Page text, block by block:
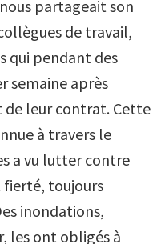
partageait son
de travail,
qui pendant des
semaine après
leur contrat. Cette
à travers le
a vu lutter contre
fierté, toujours
inondations,
les ont obligés à